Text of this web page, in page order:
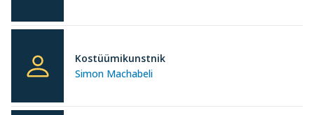
Simon Machabeli
Kostüümikunstnik